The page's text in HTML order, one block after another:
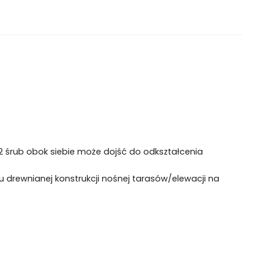
obok siebie może dojść do odkształcenia
konstrukcji nośnej tarasów/elewacji na